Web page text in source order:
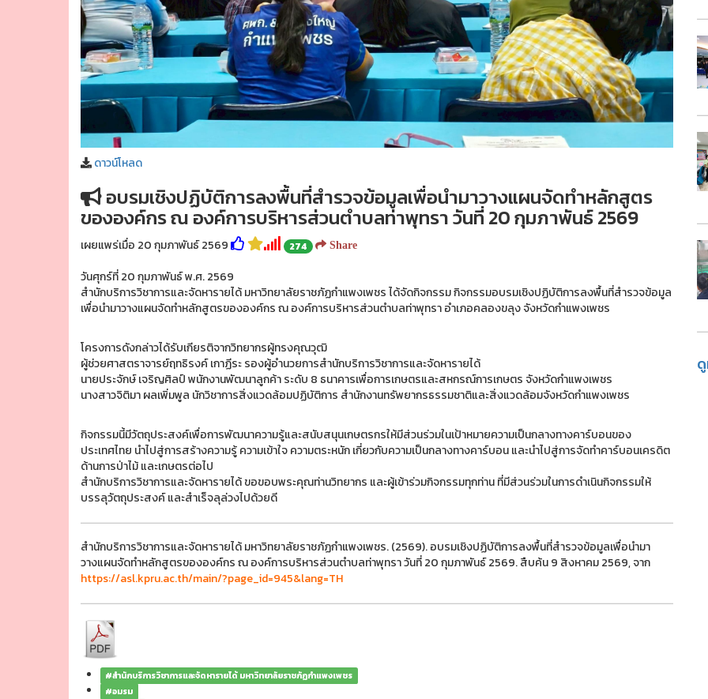
ดาวน์โหลด
อบรมเชิงปฏิบัติการลงพื้นที่สำรวจข้อมูลเพื่อนำมาวางแผนจัดทำหลักสูตร
ขององค์กร ณ องค์การบริหารส่วนตำบลท่าพุทรา วันที่ 20 กุมภาพันธ์ 2569
เผยแพร่เมื่อ 20 กุมภาพันธ์ 2569 274 Share
วันศุกร์ที่ 20 กุมภาพันธ์ พ.ศ. 2569
สำนักบริการวิชาการและจัดหารายได้ มหาวิทยาลัยราชภัฏกำแพงเพชร ได้จัดกิจกรรม กิจกรรมอบรมเชิงปฏิบัติการลงพื้นที่สำรวจข้อมูล
เพื่อนำมาวางแผนจัดทำหลักสูตรขององค์กร ณ องค์การบริหารส่วนตำบลท่าพุทรา อำเภอคลองขลุง จังหวัดกำแพงเพชร
โครงการดังกล่าวได้รับเกียรติจากวิทยากรผู้ทรงคุณวุฒิ
ผู้ช่วยศาสตราจารย์ฤทธิรงค์ เกาฏีระ รองผู้อำนวยการสำนักบริการวิชาการและจัดหารายได้
นายประจักษ์ เจริญศิลป์ พนักงานพัฒนาลูกค้า ระดับ 8 ธนาคารเพื่อการเกษตรและสหกรณ์การเกษตร จังหวัดกำแพงเพชร
นางสาวจิติมา ผลเพิ่มพูล นักวิชาการสิ่งแวดล้อมปฏิบัติการ สำนักงานทรัพยากรธรรมชาติและสิ่งแวดล้อมจังหวัดกำแพงเพชร
กิจกรรมนี้มีวัตถุประสงค์เพื่อการพัฒนาความรู้และสนับสนุนเกษตรกรให้มีส่วนร่วมในเป้าหมายความเป็นกลางทางคาร์บอนของ
ประเทศไทย นำไปสู่การสร้างความรู้ ความเข้าใจ ความตระหนัก เกี่ยวกับความเป็นกลางทางคาร์บอน และนำไปสู่การจัดทำคาร์บอนเครดิต
ด้านการป่าไม้ และเกษตรต่อไป
สำนักบริการวิชาการและจัดหารายได้ ขอขอบพระคุณท่านวิทยากร และผู้เข้าร่วมกิจกรรมทุกท่าน ที่มีส่วนร่วมในการดำเนินกิจกรรมให้
บรรลุวัตถุประสงค์ และสำเร็จลุล่วงไปด้วยดี
สำนักบริการวิชาการและจัดหารายได้ มหาวิทยาลัยราชภัฏกำแพงเพชร. (2569). อบรมเชิงปฏิบัติการลงพื้นที่สำรวจข้อมูลเพื่อนำมา
วางแผนจัดทำหลักสูตรขององค์กร ณ องค์การบริหารส่วนตำบลท่าพุทรา วันที่ 20 กุมภาพันธ์ 2569. สืบค้น 9 สิงหาคม 2569, จาก
https://asl.kpru.ac.th/main/?page_id=945&lang=TH
#สำนักบริการวิชาการและจัดหารายได้ มหาวิทยาลัยราชภัฏกำแพงเพชร
#อมรม